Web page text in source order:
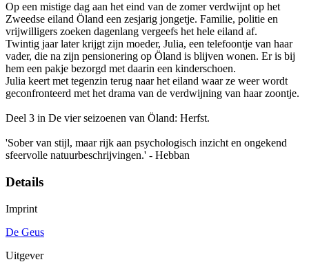
Op een mistige dag aan het eind van de zomer verdwijnt op het
Zweedse eiland Öland een zesjarig jongetje. Familie, politie en
vrijwilligers zoeken dagenlang vergeefs het hele eiland af.
Twintig jaar later krijgt zijn moeder, Julia, een telefoontje van haar
vader, die na zijn pensionering op Öland is blijven wonen. Er is bij
hem een pakje bezorgd met daarin een kinderschoen.
Julia keert met tegenzin terug naar het eiland waar ze weer wordt
geconfronteerd met het drama van de verdwijning van haar zoontje.
Deel 3 in De vier seizoenen van Öland: Herfst.
'Sober van stijl, maar rijk aan psychologisch inzicht en ongekend
sfeervolle natuurbeschrijvingen.' - Hebban
Details
Imprint
De Geus
Uitgever